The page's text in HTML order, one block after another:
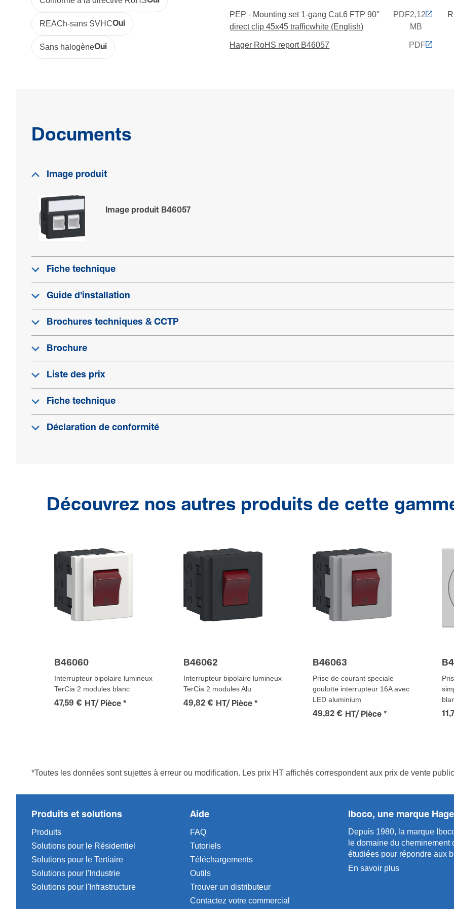
REACh-sans SVHCOui
Sans halogèneOui
PEP - Mounting set 1-gang Cat.6 FTP 90°
direct clip 45x45 trafficwhite (English)
PDF2,12
MB
Hager RoHS report B46057 PDF
Documents
Image produit
Image produit B46057
Fiche technique
Guide d'installation
Brochures techniques & CCTP
Brochure
Liste des prix
Fiche technique
Déclaration de conformité
Découvrez nos autres produits de cette
B46060
Interrupteur bipolaire lumineux
TerCia 2 modules blanc
47,59 € HT/ Pièce *
B46062
Interrupteur bipolaire lumineux
TerCia 2 modules Alu
49,82 € HT/ Pièce *
B46063
Prise de courant speciale
goulotte interrupteur 16A avec
LED aluminium
49,82 € HT/ Pièce *
*Toutes les données sont sujettes à erreur ou modification. Les prix HT affichés correspondent aux prix de vente
Produits et solutions
Produits
Solutions pour le Résidentiel
Solutions pour le Tertiaire
Solutions pour l'Industrie
Solutions pour l'Infrastructure
Aide
FAQ
Tutoriels
Téléchargements
Outils
Trouver un distributeur
Contactez votre commercial
Iboco, une marque
Depuis 1980, la marque
le domaine du
étudiées pour répondre aux
En savoir plus